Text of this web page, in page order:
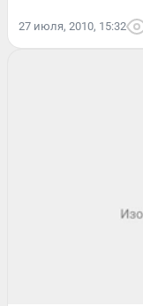
27 июля, 2010, 15:32